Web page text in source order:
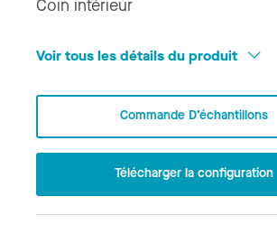
Coin intérieur
Voir tous les détails du produit
Commande D’échantillons
Télécharger la configuration